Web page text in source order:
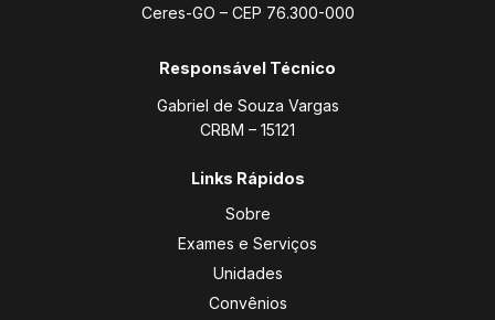
Ceres-GO – CEP 76.300-000
Responsável Técnico
Gabriel de Souza Vargas
CRBM – 15121
Links Rápidos
Sobre
Exames e Serviços
Unidades
Convênios